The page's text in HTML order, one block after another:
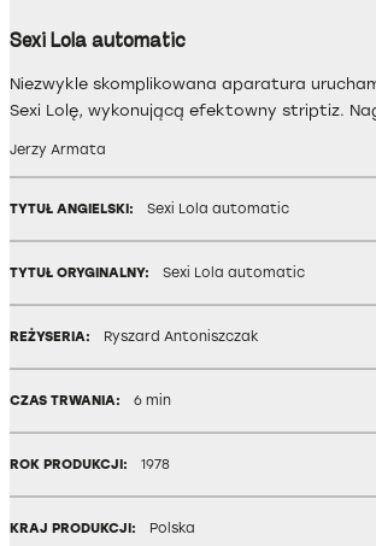
Sexi Lola automatic
Niezwykle skomplikowana aparatura
Sexi Lolę, wykonującą efektowny striptiz.
Jerzy Armata
TYTUŁ ANGIELSKI: Sexi Lola automatic
TYTUŁ ORYGINALNY: Sexi Lola automatic
REŻYSERIA: Ryszard Antoniszczak
CZAS TRWANIA: 6 min
ROK PRODUKCJI: 1978
KRAJ PRODUKCJI: Polska